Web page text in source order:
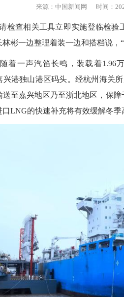
来源： 中国新闻网 时间：
查相关工具立即实施登临检验
彬一边整理着装一边和搭档说
一声汽笛长鸣，装载着1.96万
兴港独山港区码头。经杭州海关
至嘉兴地区乃至浙北地区，保
LNG的快速补充将有效缓解冬季